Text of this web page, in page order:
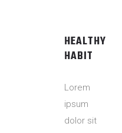
HEALTHY
HABIT
Lorem
ipsum
dolor sit